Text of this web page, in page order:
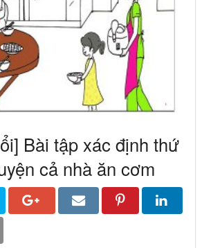
Bài tập xác định thứ
cả nhà ăn cơm